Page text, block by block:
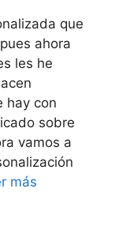
que
ahora
les he
hay con
sobre
vamos a
más